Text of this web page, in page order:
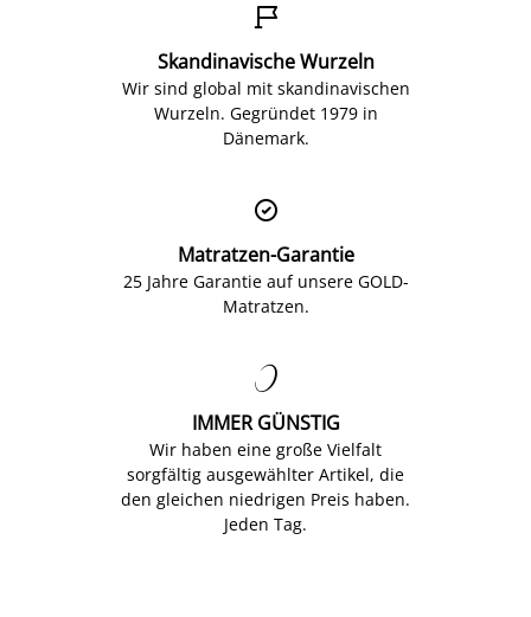

Skandinavische Wurzeln
Wir sind global mit skandinavischen
Wurzeln. Gegründet 1979 in
Dänemark.

Matratzen-Garantie
25 Jahre Garantie auf unsere GOLD-
Matratzen.

IMMER GÜNSTIG
Wir haben eine große Vielfalt
sorgfältig ausgewählter Artikel, die
den gleichen niedrigen Preis haben.
Jeden Tag.